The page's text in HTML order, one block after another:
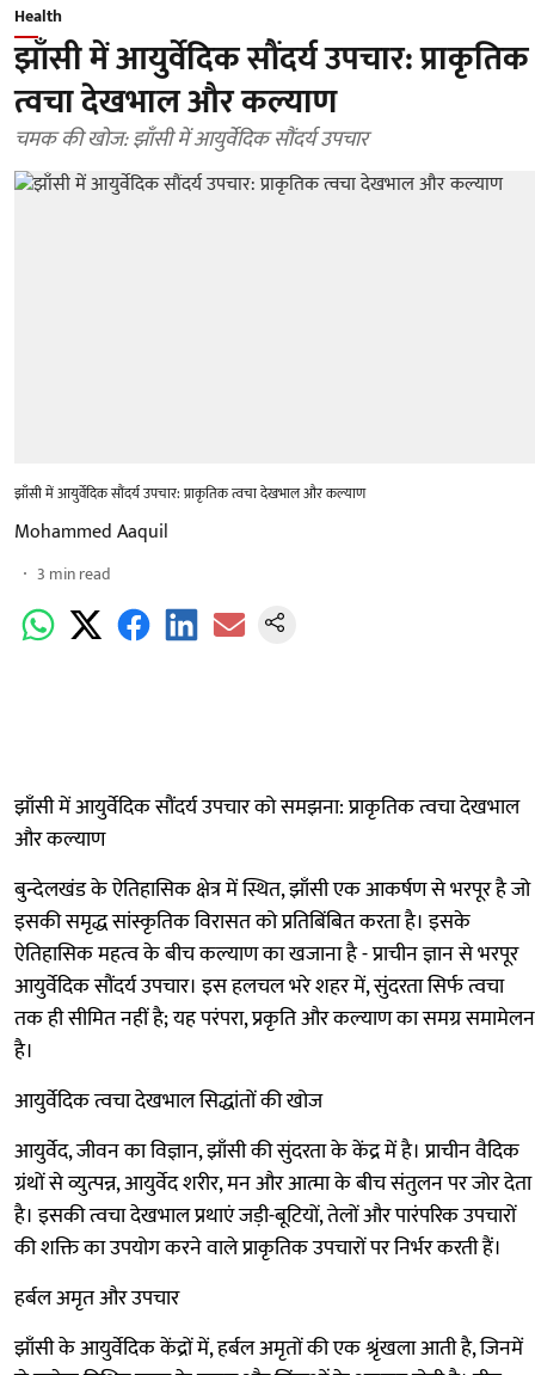
Health
झाँसी में आयुर्वेदिक सौंदर्य उपचार: प्राकृतिक
त्वचा देखभाल और कल्याण
चमक की खोज: झाँसी में आयुर्वेदिक सौंदर्य उपचार
झाँसी में आयुर्वेदिक सौंदर्य उपचार: प्राकृतिक त्वचा देखभाल और कल्याण
Mohammed Aaquil
3 min read
झाँसी में आयुर्वेदिक सौंदर्य उपचार को समझना: प्राकृतिक त्वचा देखभाल
और कल्याण
बुन्देलखंड के ऐतिहासिक क्षेत्र में स्थित, झाँसी एक आकर्षण से भरपूर है जो
इसकी समृद्ध सांस्कृतिक विरासत को प्रतिबिंबित करता है। इसके
ऐतिहासिक महत्व के बीच कल्याण का खजाना है - प्राचीन ज्ञान से भरपूर
आयुर्वेदिक सौंदर्य उपचार। इस हलचल भरे शहर में, सुंदरता सिर्फ त्वचा
तक ही सीमित नहीं है; यह परंपरा, प्रकृति और कल्याण का समग्र समामेलन
है।
आयुर्वेदिक त्वचा देखभाल सिद्धांतों की खोज
आयुर्वेद, जीवन का विज्ञान, झाँसी की सुंदरता के केंद्र में है। प्राचीन वैदिक
ग्रंथों से व्युत्पन्न, आयुर्वेद शरीर, मन और आत्मा के बीच संतुलन पर जोर देता
है। इसकी त्वचा देखभाल प्रथाएं जड़ी-बूटियों, तेलों और पारंपरिक उपचारों
की शक्ति का उपयोग करने वाले प्राकृतिक उपचारों पर निर्भर करती हैं।
हर्बल अमृत और उपचार
झाँसी के आयुर्वेदिक केंद्रों में, हर्बल अमृतों की एक श्रृंखला आती है, जिनमें